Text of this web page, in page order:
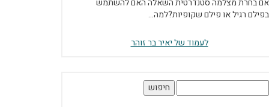
אם בחרת מצלמה סטנדרטית השאלה האם להשתמש
בפילם רגיל או פילם שקופיות?למה...
לעמוד של יאיר בר זוהר